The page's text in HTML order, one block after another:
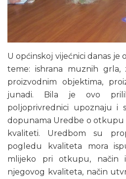
U općinskoj vijećnici danas je
teme: ishrana muznih grla,
proizvodnim objektima,
junadi. Bila je ovo
poljoprivrednici upoznaju i
dopunama Uredbe o otkupu
kvaliteti. Uredbom su
pogledu kvaliteta mora
mlijeko pri otkupu, način i
njegovog kvaliteta, način